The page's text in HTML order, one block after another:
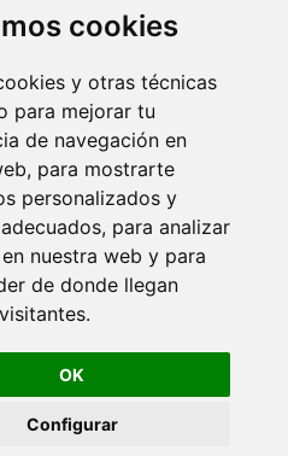
cookies
y otras técnicas
para mejorar tu
de navegación en
para mostrarte
personalizados y
para analizar
nuestra web y para
de donde llegan
OK
Configurar
Seguidores
26
Seguidores
468 669 | Email: